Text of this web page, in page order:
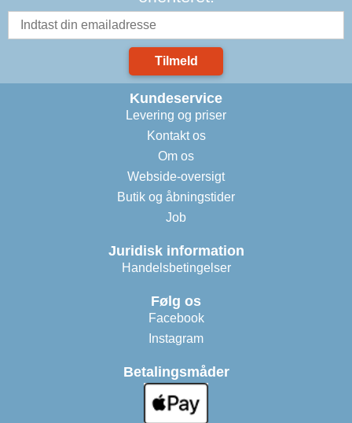
Tilmeld
Kundeservice
Levering og priser
Kontakt os
Om os
Webside-oversigt
Butik og åbningstider
Job
Juridisk information
Handelsbetingelser
Følg os
Facebook
Instagram
Betalingsmåder